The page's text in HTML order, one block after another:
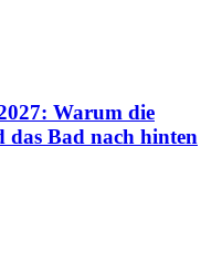
Warum die
das Bad nach hinten